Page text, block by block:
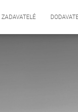
ZADAVATELÉ